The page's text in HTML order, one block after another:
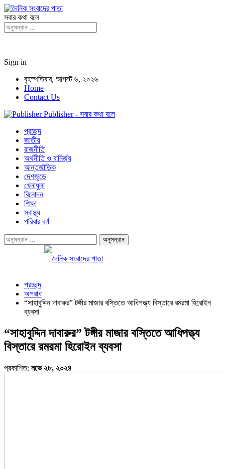
সবার কথা বলে
Sign in
বৃহস্পতিবার, আগস্ট ৬, ২০২৬
Home
Contact Us
Publisher - সবার কথা বলে
প্রচ্ছদ
জাতীয়
রাজনীতি
অর্থনীতি ও বানির্জ্য
আন্তর্জাতিক
দেশজুড়ে
খেলাধুলা
বিনোদন
শিক্ষা
স্বাস্থ্য
পরিবার বর্গ
প্রচ্ছদ
অপরাধ
“সাহাবুদ্দিন দাবারুর” টঙ্গীর মাজার বস্তিতে আধিপত্ত্য বিস্তারে রমরমা হিরোইন
ব্যবসা
“সাহাবুদ্দিন দাবারুর” টঙ্গীর মাজার বস্তিতে আধিপত্ত্য
বিস্তারে রমরমা হিরোইন ব্যবসা
প্রকাশিত: নভে ২৮, ২০২৪